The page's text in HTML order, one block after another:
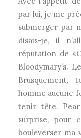
par lui, je me
submerger par
disais-je, il
réputation de
Bloodymary’s.
Brusquement,
homme aucune
tenir tête.
surprise, pour
bouleverser ma